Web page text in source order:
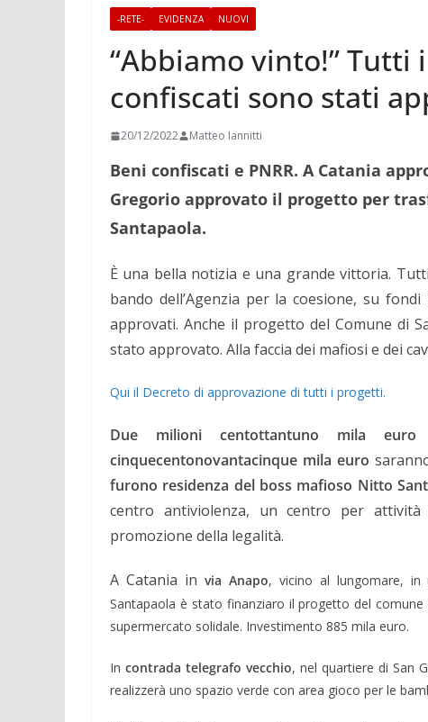
-RETE- EVIDENZA NUOVI
“Abbiamo vinto!” Tutti
confiscati sono stati
20/12/2022 Matteo Iannitti
Beni confiscati e PNRR. A Catania
Gregorio approvato il progetto per
Santapaola.
È una bella notizia e una grande vittoria.
bando dell’Agenzia per la coesione, su
approvati. Anche il progetto del Comune di
stato approvato. Alla faccia dei mafiosi e dei
Qui il Decreto di approvazione di tutti i progetti.
Due milioni centottantuno mila euro
cinquecentonovantacinque mila euro
furono residenza del boss mafioso Nitto
centro antiviolenza, un centro per
promozione della legalità.
A Catania in via Anapo, vicino al lungomare,
Santapaola è stato finanziaro il progetto del
supermercato solidale. Investimento 885 mila euro.
In contrada telegrafo vecchio, nel quartiere di San
realizzerà uno spazio verde con area gioco per le